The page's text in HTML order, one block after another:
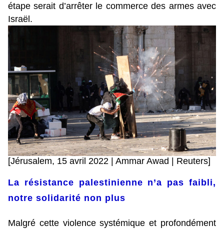
étape serait d’arrêter le commerce des armes avec
Israël.
[Jérusalem, 15 avril 2022 | Ammar Awad | Reuters]
La résistance palestinienne n’a pas faibli,
notre solidarité non plus
Malgré cette violence systémique et profondément